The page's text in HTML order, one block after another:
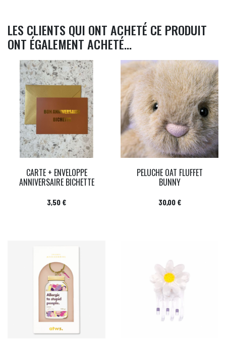
LES CLIENTS QUI ONT ACHETÉ CE PRODUIT
ONT ÉGALEMENT ACHETÉ...
CARTE + ENVELOPPE
ANNIVERSAIRE BICHETTE
Prix
3,50 €
PELUCHE OAT FLUFFET
BUNNY
Prix
30,00 €